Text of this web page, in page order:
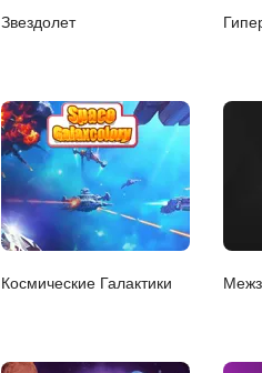
Звездолет
Космические Галактики